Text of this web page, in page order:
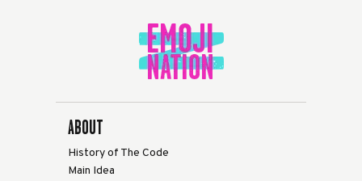
ABOUT
History of The Code
Main Idea